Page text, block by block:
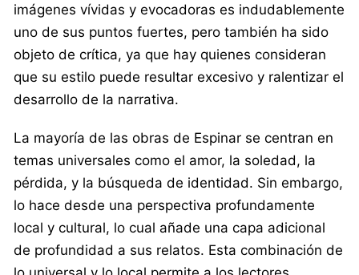
imágenes vívidas y evocadoras es indudablemente
uno de sus puntos fuertes, pero también ha sido
objeto de crítica, ya que hay quienes consideran
que su estilo puede resultar excesivo y ralentizar el
desarrollo de la narrativa.
La mayoría de las obras de Espinar se centran en
temas universales como el amor, la soledad, la
pérdida, y la búsqueda de identidad. Sin embargo,
lo hace desde una perspectiva profundamente
local y cultural, lo cual añade una capa adicional
de profundidad a sus relatos. Esta combinación de